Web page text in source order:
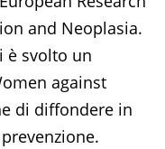
and Neoplasia.
è svolto un
against
di diffondere in